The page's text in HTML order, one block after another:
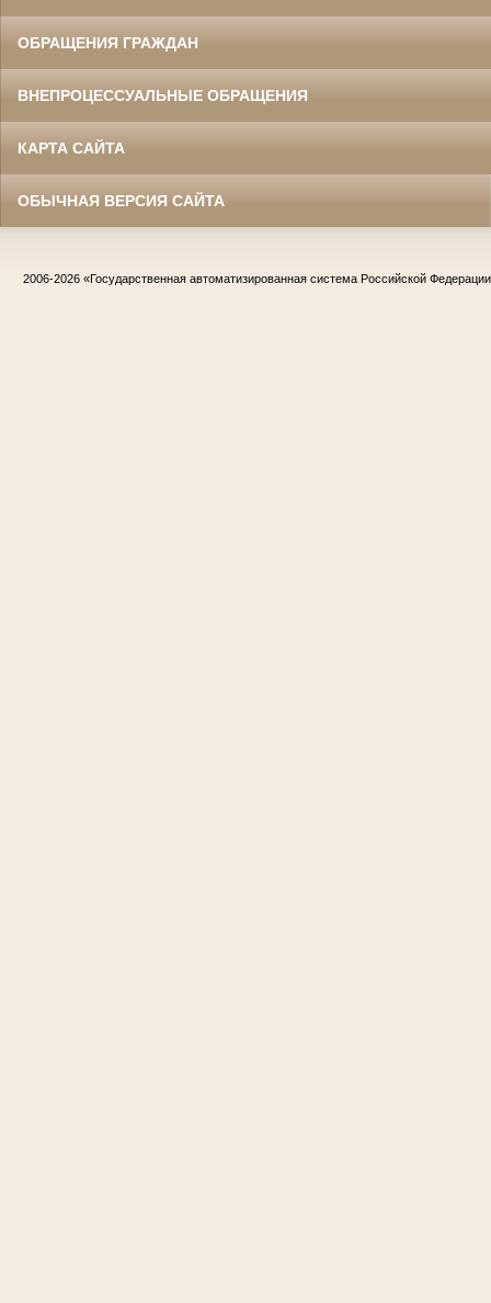
ОБРАЩЕНИЯ ГРАЖДАН
ВНЕПРОЦЕССУАЛЬНЫЕ ОБРАЩЕНИЯ
КАРТА САЙТА
ОБЫЧНАЯ ВЕРСИЯ САЙТА
2006-2026 «Государственная автоматизированная система Российской